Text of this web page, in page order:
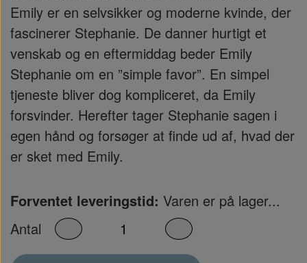
Emily er en selvsikker og moderne kvinde, der
fascinerer Stephanie. De danner hurtigt et
venskab og en eftermiddag beder Emily
Stephanie om en ”simple favor”. En simpel
tjeneste bliver dog kompliceret, da Emily
forsvinder. Herefter tager Stephanie sagen i
egen hånd og forsøger at finde ud af, hvad der
er sket med Emily.
Forventet leveringstid: Varen er på lager...
Antal